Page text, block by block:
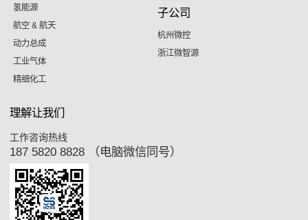
氢能源
航空 & 航天
动力总成
工业气体
精细化工
子公司
杭州微控
浙江微智源
理解让我们
工作咨询热线
187 5820 8828 （电脑微信同号）